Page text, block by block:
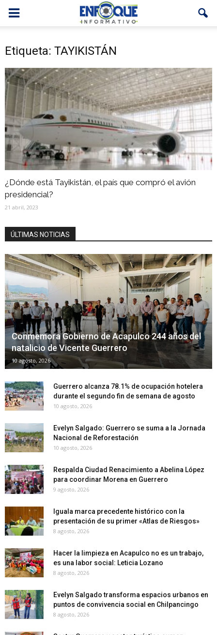
Etiqueta: TAYIKISTÁN
¿Dónde está Tayikistán, el país que compró el avión
presidencial?
21 abril, 2023
ÚLTIMAS NOTICIAS
Conmemora Gobierno de Acapulco 244 años del
natalicio de Vicente Guerrero
10 agosto, 2026
Guerrero alcanza 78.1% de ocupación hotelera
durante el segundo fin de semana de agosto
10 agosto, 2026
Evelyn Salgado: Guerrero se suma a la Jornada
Nacional de Reforestación
10 agosto, 2026
Respalda Ciudad Renacimiento a Abelina López
para coordinar Morena en Guerrero
9 agosto, 2026
Iguala marca precedente histórico con la
presentación de su primer «Atlas de Riesgos»
8 agosto, 2026
Hacer la limpieza en Acapulco no es un trabajo,
es una labor social: Leticia Lozano
8 agosto, 2026
Evelyn Salgado transforma espacios urbanos en
puntos de convivencia social en Chilpancingo
8 agosto, 2026